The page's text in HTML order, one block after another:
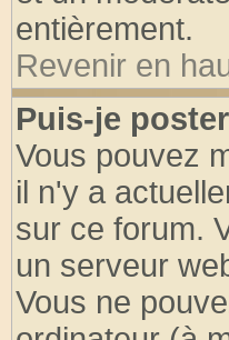
entièrement.
Revenir en
Puis-je
Vous pouvez
il n'y a
sur ce forum.
un serveur
Vous ne